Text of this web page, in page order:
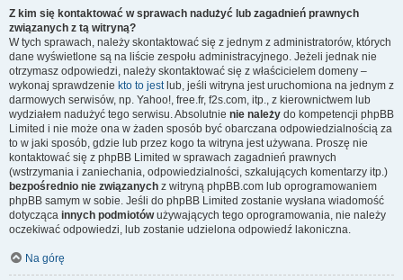
Z kim się kontaktować w sprawach nadużyć lub zagadnień prawnych
związanych z tą witryną?
W tych sprawach, należy skontaktować się z jednym z administratorów, których
dane wyświetlone są na liście zespołu administracyjnego. Jeżeli jednak nie
otrzymasz odpowiedzi, należy skontaktować się z właścicielem domeny –
wykonaj sprawdzenie kto to jestlub, jeśli witryna jest uruchomiona na jednym z
darmowych serwisów, np. Yahoo!, free.fr, f2s.com, itp., z kierownictwem lub
wydziałem nadużyć tego serwisu. Absolutnie nie należy do kompetencji phpBB
Limited i nie może ona w żaden sposób być obarczana odpowiedzialnością za
to w jaki sposób, gdzie lub przez kogo ta witryna jest używana. Proszę nie
kontaktować się z phpBB Limited w sprawach zagadnień prawnych
(wstrzymania i zaniechania, odpowiedzialności, szkalujących komentarzy itp.)
bezpośrednio nie związanych z witryną phpBB.com lub oprogramowaniem
phpBB samym w sobie. Jeśli do phpBB Limited zostanie wysłana wiadomość
dotycząca innych podmiotówużywających tego oprogramowania, nie należy
oczekiwać odpowiedzi, lub zostanie udzielona odpowiedź lakoniczna.
Na górę